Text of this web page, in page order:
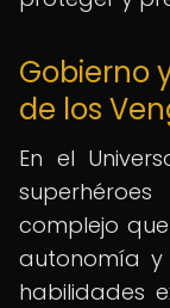
Gobierno
de los
En el
complejo
autonomía y
habilidades